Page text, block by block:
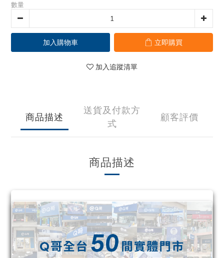
數量
加入購物車 立即購買
加入追蹤清單
商品描述
送貨及付款方
式
顧客評價
商品描述